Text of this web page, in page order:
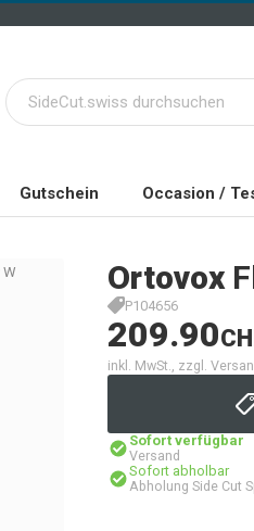
Gutschein Occasion /
Ortovox
P104656
209.90
inkl. MwSt., zzgl.
Sofort verfügbar
Versand
Sofort abholbar
Abholung Side Cut